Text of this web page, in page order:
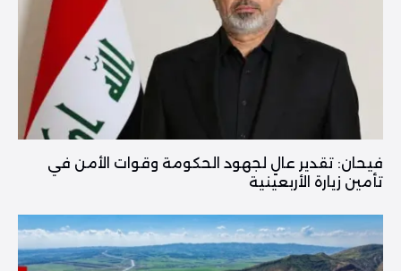
فیحان: تقدير عالٍ لجهود الحكومة وقوات الأمن في
تأمين زيارة الأربعينية